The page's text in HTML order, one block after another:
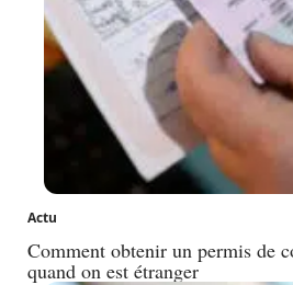
Actu
Comment obtenir un permis de
quand on est étranger